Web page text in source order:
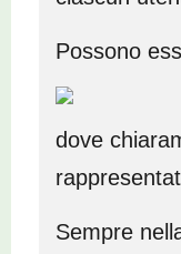
Possono
dove
Sempre